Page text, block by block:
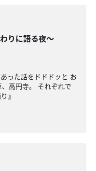
りに語る夜〜
った話をドドドッと お
高円寺。 それぞれで
』